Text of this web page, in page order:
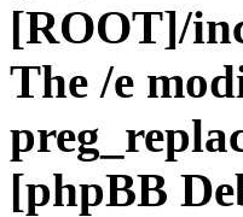
[ROOT]/
The /e
[phpBB